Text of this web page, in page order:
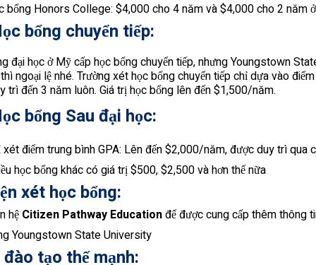
bổng Honors College: $4,000 cho 4 năm và $4,000 cho 2 năm
bổng chuyển tiếp:
đại học ở Mỹ cấp học bổng chuyển tiếp, nhưng Youngstown
ngoại lệ nhé. Trường xét học bổng chuyển tiếp chỉ dựa vào
trì đến 3 năm luôn. Giá trị học bổng lên đến $1,500/năm.
bổng Sau đại học:
xét điểm trung bình GPA: Lên đến $2,000/năm, được duy trì qua
học bổng khác có giá trị $500, $2,500 và hơn thế nữa
xét học bổng:
hệ Citizen Pathway Educationđể được cung cấp thêm thông
Youngstown State University
tạo thế mạnh: